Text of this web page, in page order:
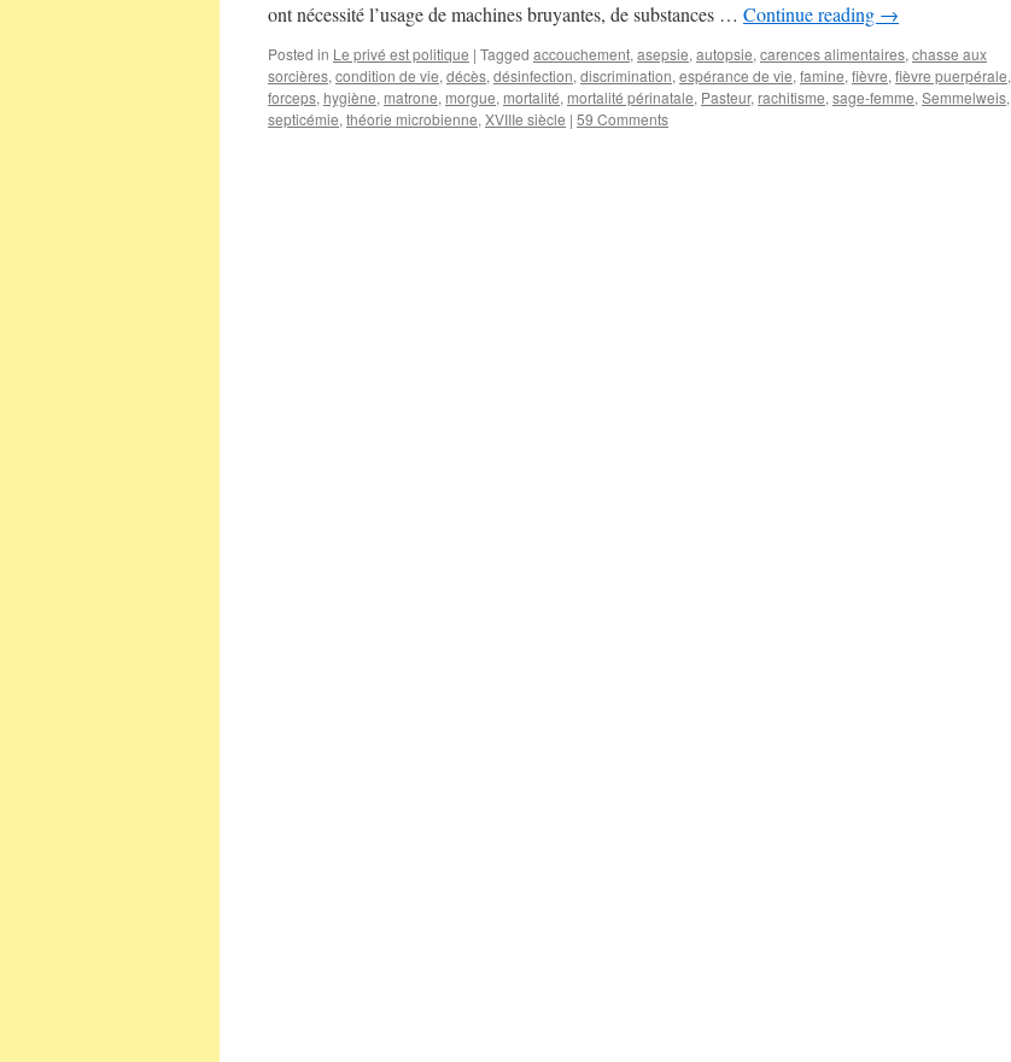
ont nécessité l’usage de machines bruyantes, de substances … Continue reading →
Posted in Le privé est politique | Tagged accouchement, asepsie, autopsie, carences alimentaires, chasse aux
sorcières, condition de vie, décès, désinfection, discrimination, espérance de vie, famine, fièvre, fièvre puerpérale,
forceps, hygiène, matrone, morgue, mortalité, mortalité périnatale, Pasteur, rachitisme, sage-femme, Semmelweis,
septicémie, théorie microbienne, XVIIIe siècle | 59 Comments